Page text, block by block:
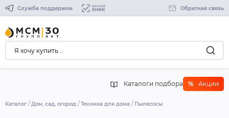
Служба поддержки Обратная связь
Каталоги подбора % Акции
Каталог Дом, сад, огород Техника для дома Пылесосы